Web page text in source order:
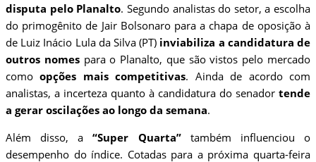
disputa pelo Planalto. Segundo analistas do setor, a escolha
do primogênito de Jair Bolsonaro para a chapa de oposição à
de Luiz Inácio Lula da Silva (PT) inviabiliza a candidatura de
outros nomespara o Planalto, que são vistos pelo mercado
comoopções mais competitivas. Ainda de acordo com
analistas, a incerteza quanto à candidatura do senador tende
a gerar oscilações ao longo da semana.
Além disso, a“Super Quarta”também influenciou o
desempenho do índice. Cotadas para a próxima quarta-feira